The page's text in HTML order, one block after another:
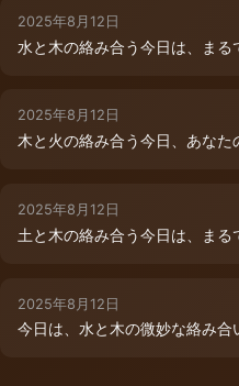
2025年8月12日
水と木の絡み合う今日は、ま
2025年8月12日
木と火の絡み合う今日、あな
2025年8月12日
土と木の絡み合う今日は、ま
2025年8月12日
今日は、水と木の微妙な絡み